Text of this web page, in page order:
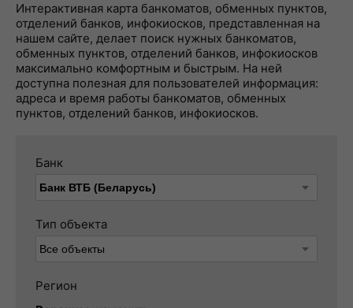
Интерактивная карта банкоматов, обменных пунктов,
отделений банков, инфокиосков, представленная на
нашем сайте, делает поиск нужных банкоматов,
обменных пунктов, отделений банков, инфокиосков
максимально комфортным и быстрым. На ней
доступна полезная для пользователей информация:
адреса и время работы банкоматов, обменных
пунктов, отделений банков, инфокиосков.
Банк
Тип объекта
Регион